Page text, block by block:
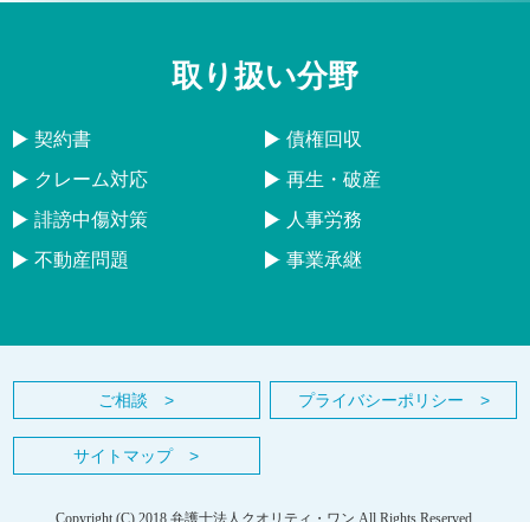
取り扱い分野
契約書
債権回収
クレーム対応
再生・破産
誹謗中傷対策
人事労務
不動産問題
事業承継
ご相談 > プライバシーポリシー >
サイトマップ >
Copyright (C) 2018 弁護士法人クオリティ・ワン All Rights Reserved.